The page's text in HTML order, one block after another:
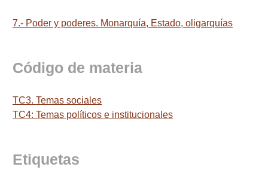
7.- Poder y poderes. Monarquía, Estado, oligarquías
Código de materia
TC3. Temas sociales
TC4: Temas políticos e institucionales
Etiquetas